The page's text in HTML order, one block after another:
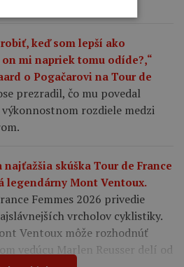
robiť, keď som lepší ako
mi napriek tomu odíde?,“
o Pogačarovi na Tour de
prezradil, čo mu povedal
rozdiele medzi
najťažšia skúška Tour de France
legendárny Mont Ventoux.
Femmes 2026 privedie
vrcholov cyklistiky.
Ventoux môže rozhodnúť
vedúcu Marlen Reusser delí od